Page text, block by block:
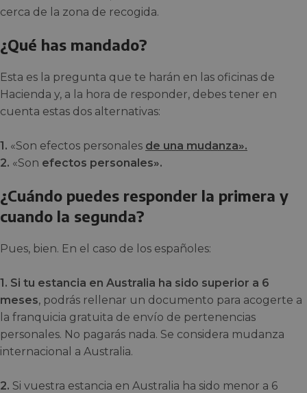
cerca de la zona de recogida.
¿Qué has mandado?
Esta es la pregunta que te harán en las oficinas de
Hacienda y, a la hora de responder, debes tener en
cuenta estas dos alternativas:
1. «Son efectos personales de una mudanza».
2. «Son efectos personales».
¿Cuándo puedes responder la primera y
cuando la segunda?
Pues, bien. En el caso de los españoles:
1. Si tu estancia en Australia ha sido superior a 6
meses, podrás rellenar un documento para acogerte a
la franquicia gratuita de envío de pertenencias
personales. No pagarás nada. Se considera mudanza
internacional a Australia.
2. Si vuestra estancia en Australia ha sido menor a 6